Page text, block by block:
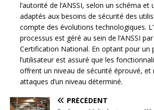
l’autorité de l’ANSSI, selon un schéma et
adaptés aux besoins de sécurité des
compte des évolutions technologiques.
processus est géré au sein de l’ANSSI
Certification National. En optant pour un
l’utilisateur est assuré que les
offrent un niveau de sécurité éprouvé, et
attaques d’un niveau déterminé.
PRÉCÉDENT